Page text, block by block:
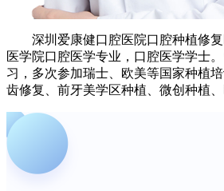
深圳爱康健口腔医院口腔种植修复
医学院口腔医学专业，口腔医学学士
习，多次参加瑞士、欧美等国家种植
齿修复、前牙美学区种植、微创种植、